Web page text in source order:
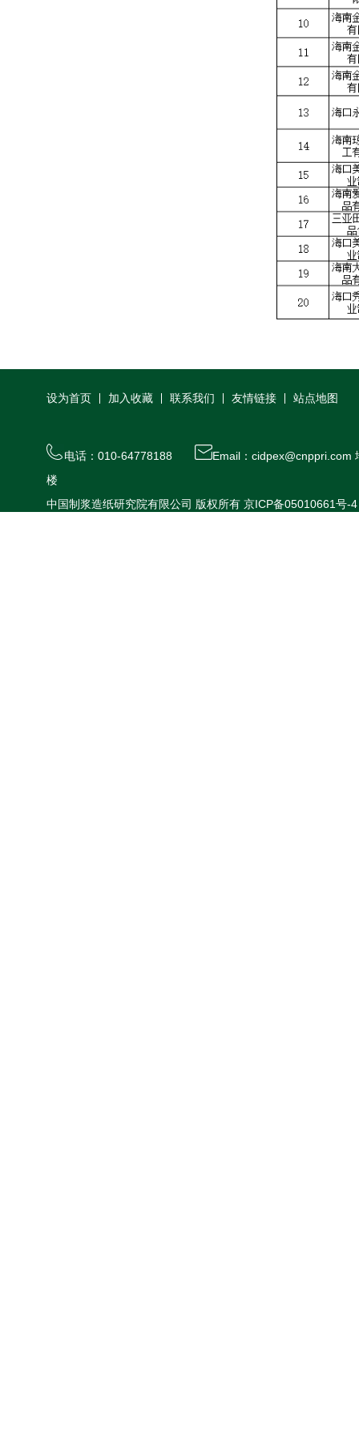
设为首页 加入收藏 联系我们 友情链接 站点地图
电话：010-64778188
Email：cidpex@cnppri.com
楼
中国制浆造纸研究院有限公司 版权所有 京ICP备05010661号-4